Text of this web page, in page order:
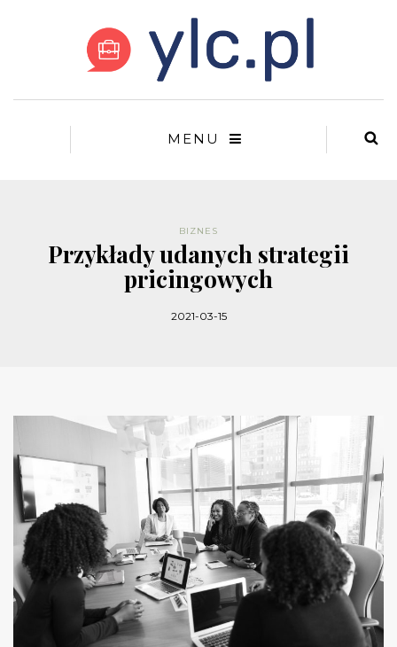
MENU
BIZNES
Przykłady udanych strategii
pricingowych
2021-03-15